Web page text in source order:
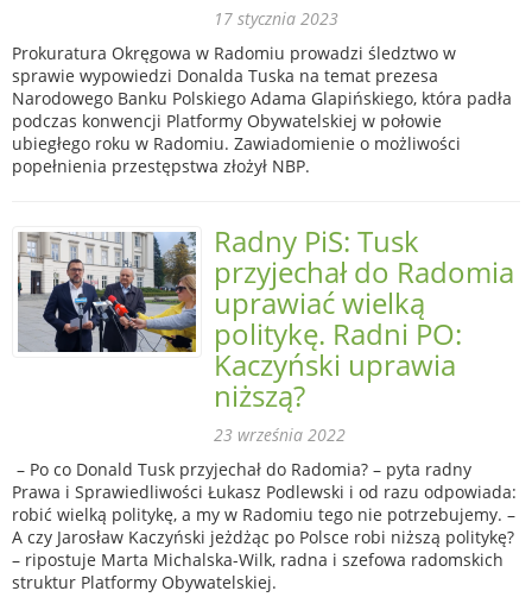
17 stycznia 2023
Prokuratura Okręgowa w Radomiu prowadzi śledztwo w
sprawie wypowiedzi Donalda Tuska na temat prezesa
Narodowego Banku Polskiego Adama Glapińskiego, która padła
podczas konwencji Platformy Obywatelskiej w połowie
ubiegłego roku w Radomiu. Zawiadomienie o możliwości
popełnienia przestępstwa złożył NBP.
Radny PiS: Tusk
przyjechał do Radomia
uprawiać wielką
politykę. Radni PO:
Kaczyński uprawia
niższą?
23 września 2022
– Po co Donald Tusk przyjechał do Radomia? – pyta radny
Prawa i Sprawiedliwości Łukasz Podlewski i od razu odpowiada:
robić wielką politykę, a my w Radomiu tego nie potrzebujemy. –
A czy Jarosław Kaczyński jeżdżąc po Polsce robi niższą politykę?
– ripostuje Marta Michalska-Wilk, radna i szefowa radomskich
struktur Platformy Obywatelskiej.